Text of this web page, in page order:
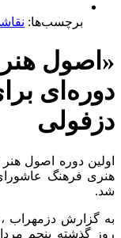
برچسب‌ها:نقاشی
هنر
دوره اصول هنر
فرهنگ عاشورای
دزمهراب ،
گذشته پنجم مرداد